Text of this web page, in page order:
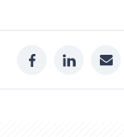
facebooklinkedinmail